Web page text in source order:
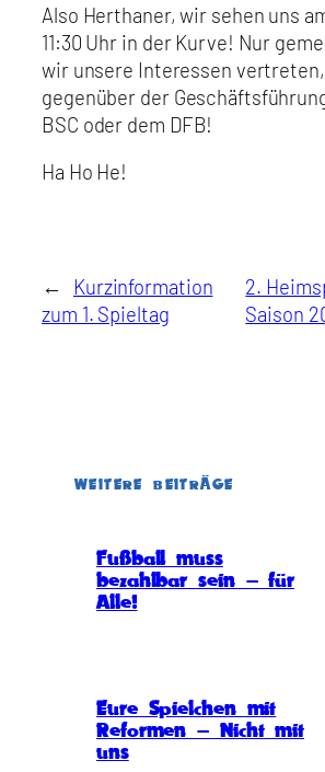
Also Herthaner, wir sehen uns
11:30 Uhr in der Kurve! Nur
wir unsere Interessen
gegenüber der
BSC oder dem DFB!
Ha Ho He!
←
Kurzinformation
zum 1. Spieltag
2.
Saison
WEITERE BEITRÄGE
Fußball muss
bezahlbar sein – für
Alle!
Eure Spielchen mit
Reformen – Nicht mit
uns